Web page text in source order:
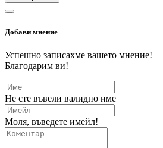
Добави мнение
Успешно записахме вашето мнение!
Благодарим ви!
Не сте въвели валидно име
Моля, въведете имейл!